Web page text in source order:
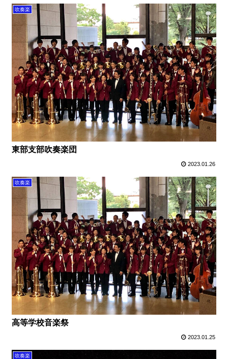
吹奏楽
東部支部吹奏楽団
2023.01.26
吹奏楽
高等学校音楽祭
2023.01.25
吹奏楽